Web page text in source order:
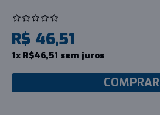
R$ 46,51
1x R$46,51 sem juros
COMPRAR